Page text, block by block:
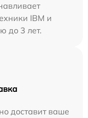
IBM и
до 3 лет.
доставит ваше